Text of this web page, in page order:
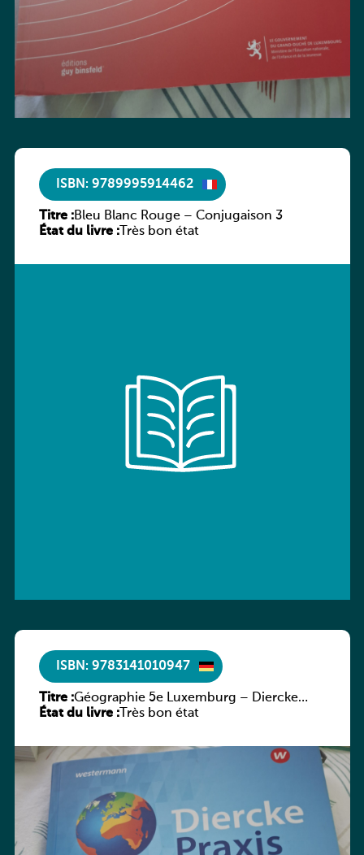
ISBN: 9789995914462
Titre :Bleu Blanc Rouge – Conjugaison 3
État du livre :Très bon état
ISBN: 9783141010947
Titre :Géographie 5e Luxemburg – Diercke
Praxis
État du livre :Très bon état